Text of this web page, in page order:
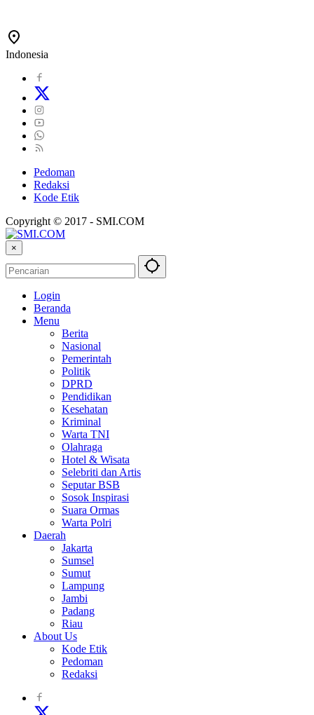
Indonesia
Pedoman
Redaksi
Kode Etik
Copyright © 2017 - SMI.COM
×
Login
Beranda
Menu
Berita
Nasional
Pemerintah
Politik
DPRD
Pendidikan
Kesehatan
Kriminal
Warta TNI
Olahraga
Hotel & Wisata
Selebriti dan Artis
Seputar BSB
Sosok Inspirasi
Suara Ormas
Warta Polri
Daerah
Jakarta
Sumsel
Sumut
Lampung
Jambi
Padang
Riau
About Us
Kode Etik
Pedoman
Redaksi